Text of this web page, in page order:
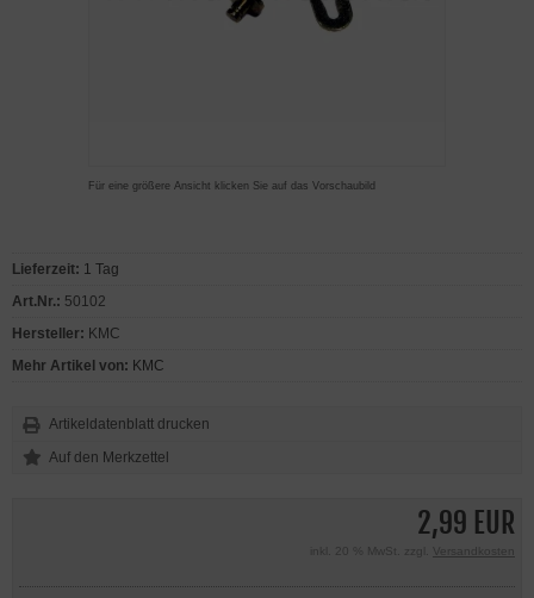
Für eine größere Ansicht klicken Sie auf das Vorschaubild
2,99 EUR
inkl. 20 % MwSt. zzgl. Versandkosten
Lieferzeit: 1 Tag
Art.Nr.: 50102
Hersteller: KMC
Mehr Artikel von: KMC
Artikeldatenblatt drucken